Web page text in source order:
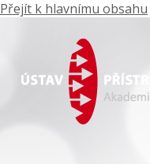
Přejít k hlavnímu obsahu